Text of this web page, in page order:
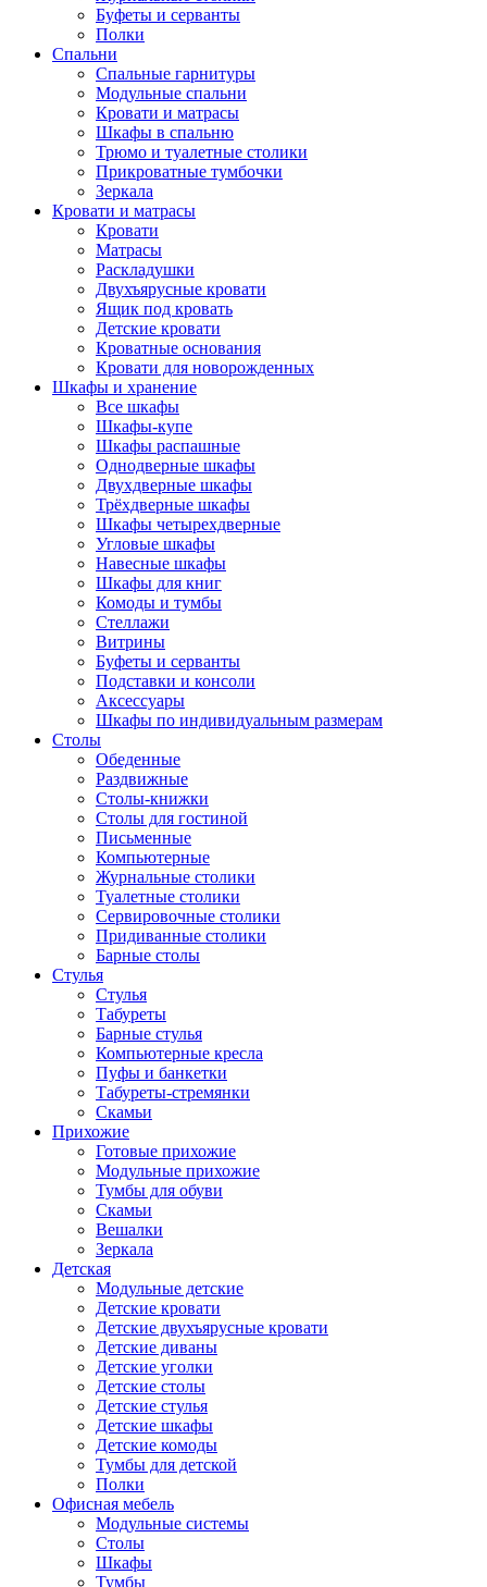
Буфеты и серванты
Полки
Спальни
Спальные гарнитуры
Модульные спальни
Кровати и матрасы
Шкафы в спальню
Трюмо и туалетные столики
Прикроватные тумбочки
Зеркала
Кровати и матрасы
Кровати
Матрасы
Раскладушки
Двухъярусные кровати
Ящик под кровать
Детские кровати
Кроватные основания
Кровати для новорожденных
Шкафы и хранение
Все шкафы
Шкафы-купе
Шкафы распашные
Однодверные шкафы
Двухдверные шкафы
Трёхдверные шкафы
Шкафы четырехдверные
Угловые шкафы
Навесные шкафы
Шкафы для книг
Комоды и тумбы
Стеллажи
Витрины
Буфеты и серванты
Подставки и консоли
Аксессуары
Шкафы по индивидуальным размерам
Столы
Обеденные
Раздвижные
Столы-книжки
Столы для гостиной
Письменные
Компьютерные
Журнальные столики
Туалетные столики
Сервировочные столики
Придиванные столики
Барные столы
Стулья
Стулья
Табуреты
Барные стулья
Компьютерные кресла
Пуфы и банкетки
Табуреты-стремянки
Скамьи
Прихожие
Готовые прихожие
Модульные прихожие
Тумбы для обуви
Скамьи
Вешалки
Зеркала
Детская
Модульные детские
Детские кровати
Детские двухъярусные кровати
Детские диваны
Детские уголки
Детские столы
Детские стулья
Детские шкафы
Детские комоды
Тумбы для детской
Полки
Офисная мебель
Модульные системы
Столы
Шкафы
Тумбы